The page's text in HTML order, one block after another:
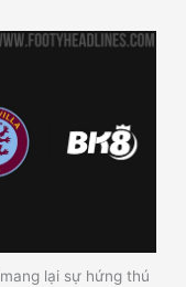
lại sự hứng thú